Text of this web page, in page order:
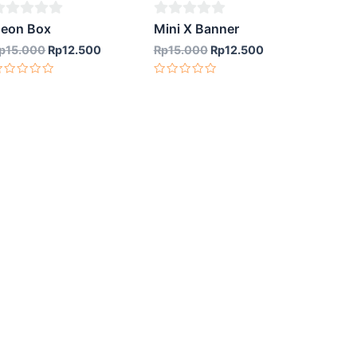
Box
15.000 Rp12.500
0
out
of
Mini X Banner
Rp15.000 Rp12.500